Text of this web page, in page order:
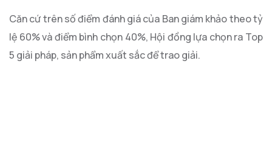
Căn cứ trên số điểm đánh giá của Ban giám khảo theo tỷ
lệ 60% và điểm bình chọn 40%, Hội đồng lựa chọn ra Top
5 giải pháp, sản phẩm xuất sắc để trao giải.